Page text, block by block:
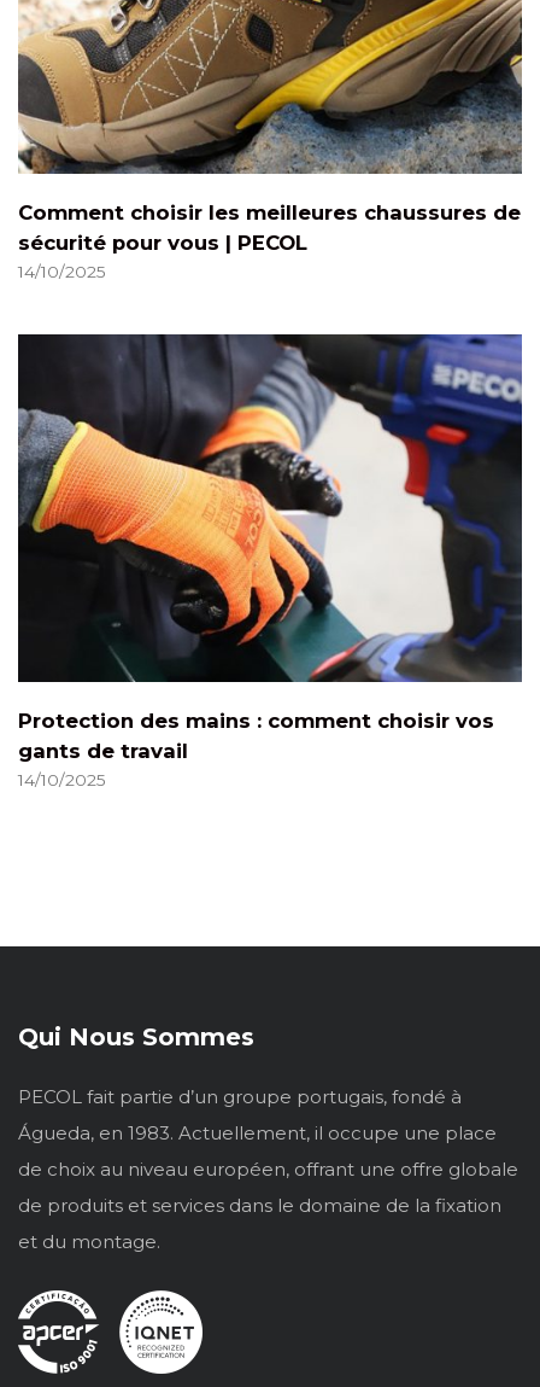
Comment choisir les meilleures chaussures de
sécurité pour vous | PECOL
14/10/2025
Protection des mains : comment choisir vos
gants de travail
14/10/2025
Qui Nous Sommes
PECOL fait partie d’un groupe portugais, fondé à
Águeda, en 1983. Actuellement, il occupe une place
de choix au niveau européen, offrant une offre globale
de produits et services dans le domaine de la fixation
et du montage.